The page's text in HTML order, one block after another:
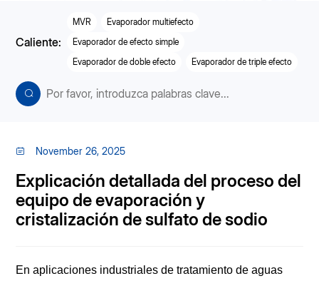
Caliente:
MVR
Evaporador multiefecto
Evaporador de efecto simple
Evaporador de doble efecto
Evaporador de triple efecto
November 26, 2025
Explicación detallada del proceso del
equipo de evaporación y
cristalización de sulfato de sodio
En aplicaciones industriales de tratamiento de aguas